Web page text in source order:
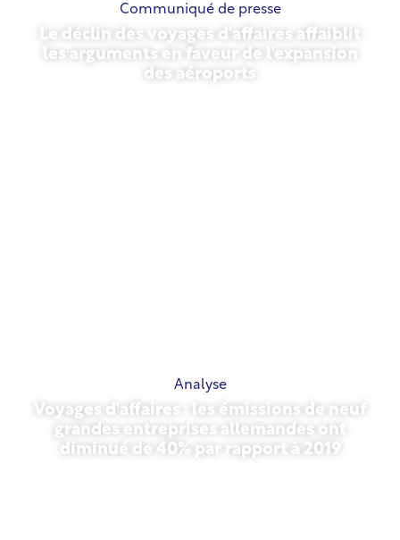
Communiqué de presse
Le déclin des voyages d'affaires affaiblit
les arguments en faveur de l'expansion
des aéroports
Analyse
Voyages d'affaires : les émissions de neuf
grandes entreprises allemandes ont
diminué de 40% par rapport à 2019